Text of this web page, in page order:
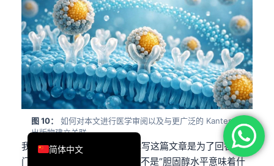
图 10：
如何对本文进行医学审阅以及与更广泛的 Kantesti
出版物建立关联。.
我，Thomas Klein，MD，撰写这篇文章是为了回答我在
门诊中最常听到的排程问题：不是“胆固醇水平意味着什
简体中文
English
Deutsch
العربية
Français
עִבְרִית
Italiano
Español